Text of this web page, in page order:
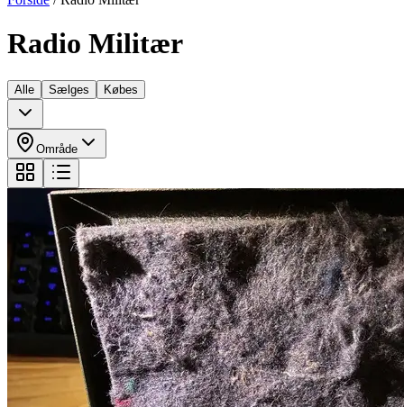
Radio Militær
Alle Sælges Købes
Område